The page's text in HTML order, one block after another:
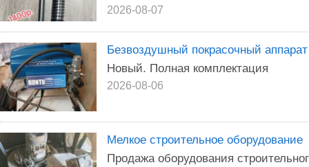
2026-08-07
Безвоздушный покрасочный аппарат
Новый. Полная комплектация
2026-08-06
Мелкое строительное оборудование
Продажа оборудования